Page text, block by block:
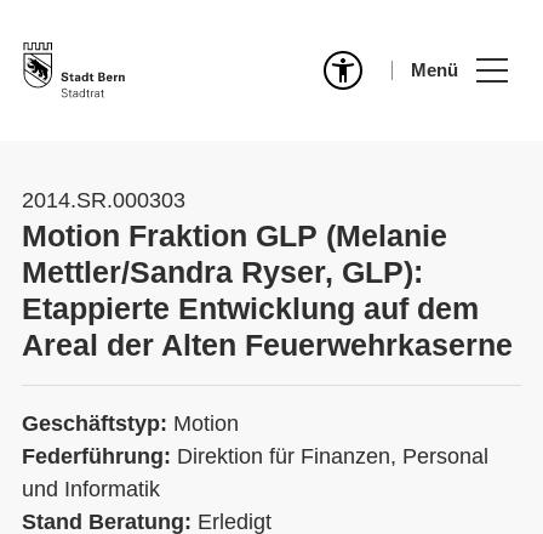
Menü
2014.SR.000303
Motion Fraktion GLP (Melanie
Mettler/Sandra Ryser, GLP):
Etappierte Entwicklung auf dem
Areal der Alten Feuerwehrkaserne
Geschäftstyp: Motion
Federführung: Direktion für Finanzen, Personal
und Informatik
Stand Beratung: Erledigt